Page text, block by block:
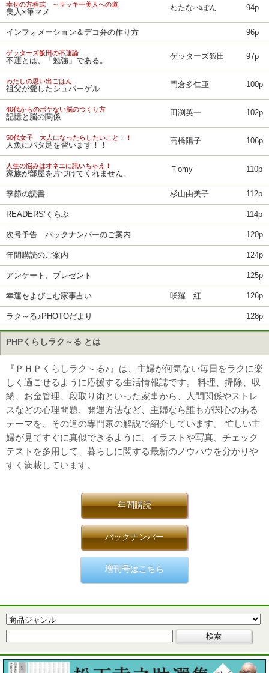
幸せの方程式 ～ラッキー美人への道
美人×筆マメ わたなべぽん 94p
インフォメーション＆デコ弁の作り方 96p
ゲッターズ飯田の不運論
不運とは、「勉強」である。 ゲッターズ飯田 97p
わたしの思い出ごはん
祖父が愛したシュパーゲル 門倉多仁亜 100p
40代からのボケない脳のつくり方
記憶と脳の関係 田渕英一 102p
50代女子 大人になったらしたいこと！！
人魚にバタ足を習います！！ 高橋陽子 106p
人生の悩みはオネエに訊いちゃえ！
家族が部屋を片づけてくれません。 Ｔomy 110p
季節の読書 杉山由美子 112p
READERS’くらぶ 114p
次号予告 バックナンバーのご案内 120p
年間購読のご案内 124p
アンケート、プレゼント 125p
幸運をよびこむ家事占い 咲羅 紅 126p
ラク～る♪PHOTOだより 128p
PHPくらしラク～る とは
『ＰＨＰくらしラク～る♪』は、主婦が何気ない毎日をラクに楽
しく過ごせるように応援する生活情報誌です。 料理、掃除、収
納、お金管理、段取り術といった家事から、人間関係やストレ
スなどの心理問題、開運方法など、主婦なら誰もが関心のある
テーマを、その道の専門家の解説で紹介しています。 忙しい主
婦が見てすぐに真似できるように、イラストや写真、チェック
テストを多用して、暮らしに関する最新のノウハウを分かりや
すく満載しています。
年間購読
バックナンバー
増刊号はこちら